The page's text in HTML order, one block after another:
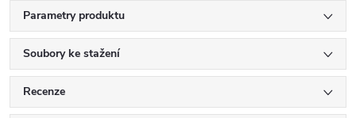
Parametry produktu
Soubory ke stažení
Recenze